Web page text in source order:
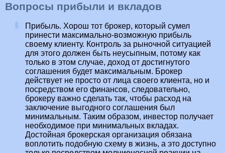
Вопросы прибыли и вкладов
Прибыль. Хорош тот брокер, который сумел
принести максимально-возможную прибыль
своему клиенту. Контроль за рыночной ситуацией
для этого должен быть неусыпным, потому как
только в этом случае, доход от достигнутого
соглашения будет максимальным. Брокер
действует не просто от лица своего клиента, но и
посредством его финансов, следовательно,
брокеру важно сделать так, чтобы расход на
заключение выгодного соглашения был
минимальным. Таким образом, инвестор получает
необходимое при минимальных вкладах.
Достойная брокерская организация обязана
воплотить подобную схему в жизнь, а это доступно